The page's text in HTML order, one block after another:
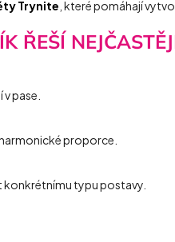
Trynite , které pomáhají
ŘEŠÍ
pase.
proporce.
typu postavy.